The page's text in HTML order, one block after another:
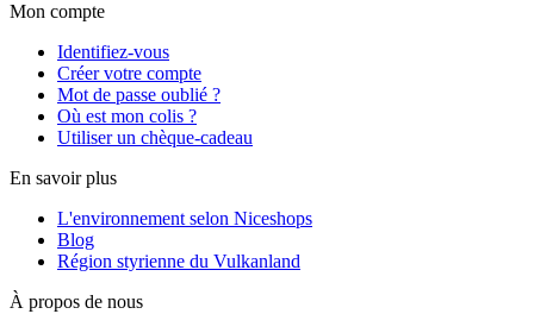
Mon compte
Identifiez-vous
Créer votre compte
Mot de passe oublié ?
Où est mon colis ?
Utiliser un chèque-cadeau
En savoir plus
L'environnement selon Niceshops
Blog
Région styrienne du Vulkanland
À propos de nous